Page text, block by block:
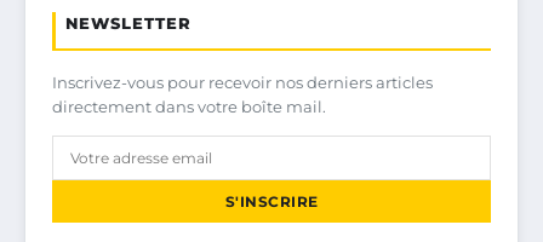
NEWSLETTER
Inscrivez-vous pour recevoir nos derniers articles
directement dans votre boîte mail.
S'INSCRIRE